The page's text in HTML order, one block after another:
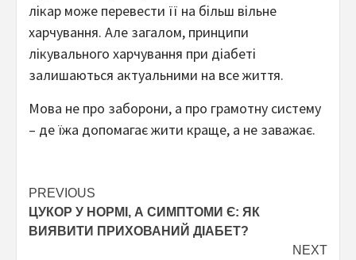
лікар може перевести її на більш вільне
харчування. Але загалом, принципи
лікувального харчування при діабеті
залишаються актуальними на все життя.
Мова не про заборони, а про грамотну систему
– де їжа допомагає жити краще, а не заважає.
Post
navigation
PREVIOUS
ЦУКОР У НОРМІ, А СИМПТОМИ Є: ЯК
ВИЯВИТИ ПРИХОВАНИЙ ДІАБЕТ?
NEXT